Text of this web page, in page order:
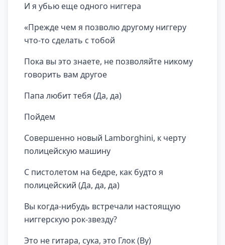
И я убью еще одного ниггера
«Прежде чем я позволю другому ниггеру
что-то сделать с тобой
Пока вы это знаете, не позволяйте никому
говорить вам другое
Папа любит тебя (Да, да)
Пойдем
Совершенно новый Lamborghini, к черту
полицейскую машину
С пистолетом на бедре, как будто я
полицейский (Да, да, да)
Вы когда-нибудь встречали настоящую
ниггерскую рок-звезду?
Это не гитара, сука, это Глок (Ву)